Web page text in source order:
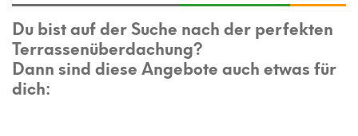
Du bist auf der Suche nach der perfekten
Terrassenüberdachung?
Dann sind diese Angebote auch etwas für
dich: